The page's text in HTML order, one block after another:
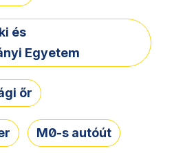
és
Egyetem
őr
M0-s autóút